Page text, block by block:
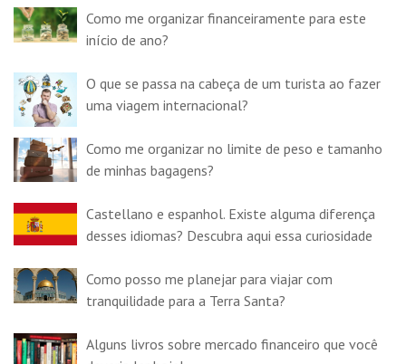
Como me organizar financeiramente para este
início de ano?
O que se passa na cabeça de um turista ao fazer
uma viagem internacional?
Como me organizar no limite de peso e tamanho
de minhas bagagens?
Castellano e espanhol. Existe alguma diferença
desses idiomas? Descubra aqui essa curiosidade
Como posso me planejar para viajar com
tranquilidade para a Terra Santa?
Alguns livros sobre mercado financeiro que você